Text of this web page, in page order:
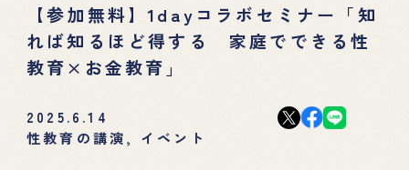
【参加無料】1dayコラボセミナー「知
れば知るほど得する 家庭でできる性
教育×お金教育」
2025.6.14
性教育の講演, イベント